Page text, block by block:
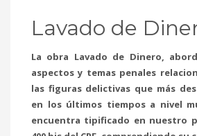
Lavado de
La obra Lavado de Dinero,
aspectos y temas penales
las figuras delictivas que más
en los últimos tiempos a nivel
encuentra tipificado en nuestro